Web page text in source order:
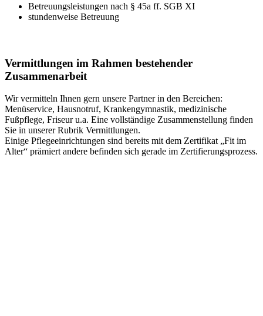
Betreuungsleistungen nach § 45a ff. SGB XI
stundenweise Betreuung
Vermittlungen im Rahmen bestehender
Zusammenarbeit
Wir vermitteln Ihnen gern unsere Partner in den Bereichen:
Menüservice, Hausnotruf, Krankengymnastik, medizinische
Fußpflege, Friseur u.a. Eine vollständige Zusammenstellung finden
Sie in unserer Rubrik Vermittlungen.
Einige Pflegeeinrichtungen sind bereits mit dem Zertifikat „Fit im
Alter“ prämiert andere befinden sich gerade im Zertifierungsprozess.